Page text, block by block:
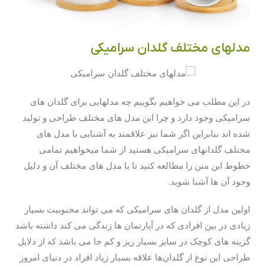
مدلهای مختلف گلدان سرامیکی
در این مطلب می خواهیم بگوییم چه مدلهایی برای گلدان های
سرامیکی وجود دارد و چرا این مدل های مختلف طراحی و تولید
شده اند بنابراین اگر شما نیز علاقمند به آشنایی با مدل های
مختلف گلدانهای سرامیکی هستید از شما میخواهیم تمامی
خطوط این متن را مطالعه کنید تا با مدل های مختلف آن و دلیل
وجود آن ها آشنا شوید.
اولین مدل از گلدان های سرامیکی که می تواند محبوبیت بسیار
زیادی در بین افرادی که در آپارتمان ها زندگی می کند داشته باشد
گزینه های کوچک در سایز بسیار ریز و کم جا می باشد که از دلایل
طراحی این نوع از گلدان‌ها علاقه بسیار زیاد افراد در دنیای امروز